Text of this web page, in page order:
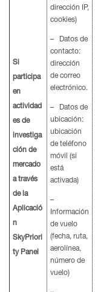
Si
participa
en
actividad
es de
investiga
ción de
mercado
a través
de la
Aplicació
n
SkyPriori
ty Panel
dirección IP,
cookies)
– Datos de
contacto:
dirección
de correo
electrónico.
– Datos de
ubicación:
ubicación
de teléfono
móvil (si
está
activada)
–
Información
de vuelo
(fecha, ruta,
aerolínea,
número de
vuelo)